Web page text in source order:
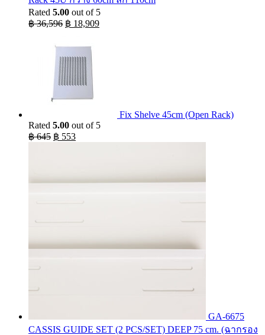
Rated 5.00 out of 5
฿36,596 Original
฿ 36,596.
฿ 18,909Current
Fix Shelve 45cm (Open Rack)
Rated 5.00 out of 5
฿645 Original
฿ 553Current
GA-6675
CASSIS GUIDE SET (2 PCS/SET) DEEP 75 cm. (ฉากรอง